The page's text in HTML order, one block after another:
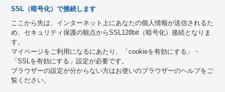
SSL（暗号化）で接続します
ここから先は、インターネット上にあなたの個人情報が送信されるた
め、セキュリティ保護の観点からSSL128bit（暗号化）接続となりま
す。
マイページをご利用になるにあたり、「cookieを有効にする」・
「SSLを有効にする」設定が必要です。
ブラウザーの設定が分からない方はお使いのブラウザーのヘルプをご
覧ください。